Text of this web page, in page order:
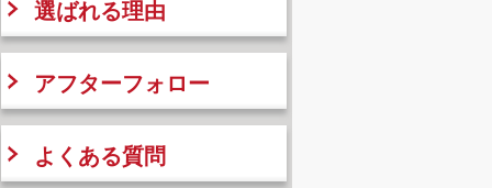
選ばれる理由
アフターフォロー
よくある質問